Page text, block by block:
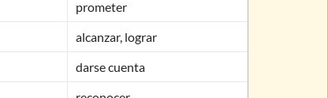
prometer
alcanzar, lograr
darse cuenta